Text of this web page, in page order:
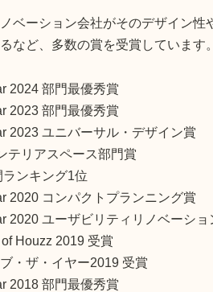
ベーション会社がそのデザイン
など、多数の賞を受賞しています。
2024 部門最優秀賞
2023 部門最優秀賞
2023 ユニバーサル・デザイン賞
テリアスペース部門賞
ンキング1位
2020 コンパクトプランニング賞
2020 ユーザビリティリノベーショ
Houzz 2019 受賞
・ザ・イヤー2019 受賞
2018 部門最優秀賞